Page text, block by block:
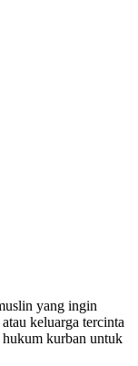
yang ingin
keluarga tercinta
kurban untuk